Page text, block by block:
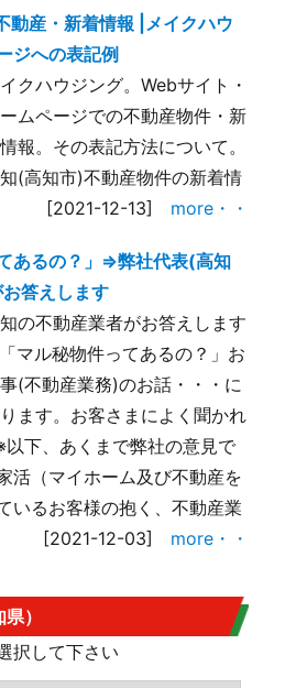
動産・新着情報 |メイクハウ
ジへの表記例
クハウジング。Webサイト・
ムページでの不動産物件・新
報。その表記方法について。
(高知市)不動産物件の新着情
[2021-12-13] more・・
あるの？」⇒弊社代表(高知
答えします
の不動産業者がお答えします
マル秘物件ってあるの？」お
(不動産業務)のお話・・・に
ます。お客さまによく聞かれ
以下、あくまで弊社の意見で
活（マイホーム及び不動産を
いるお客様の抱く、不動産業
[2021-12-03] more・・
）
択して下さい